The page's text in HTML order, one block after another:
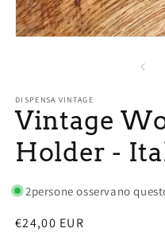
DISPENSA VINTAGE
Vintage
Holder -
2persone osservano
Regular
€24,00 EUR